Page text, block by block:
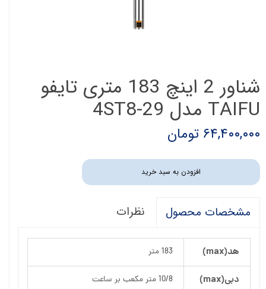
شناور 2 اینچ 183 متری تایفو
TAIFU مدل 4ST8-29
۶۴,۴۰۰,۰۰۰ تومان
افزودن به سبد خرید
مشخصات محصول نظرات
هد(max) 183 متر
دبی(max) 10/8 متر مکعب بر ساعت